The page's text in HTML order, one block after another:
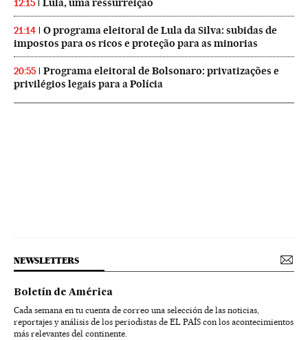
12:15 Lula, uma ressurreição
21:14
O programa eleitoral de Lula da Silva: subidas de
impostos para os ricos e proteção para as minorias
20:55
Programa eleitoral de Bolsonaro: privatizações e
privilégios legais para a Polícia
NEWSLETTERS
Boletín de América
Cada semana en tu cuenta de correo una selección de las noticias,
reportajes y análisis de los periodistas de EL PAÍS con los acontecimientos
más relevantes del continente.